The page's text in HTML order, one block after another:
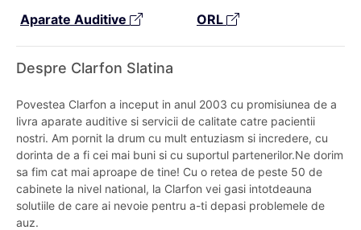
Aparate Auditive ORL
Despre Clarfon Slatina
Povestea Clarfon a inceput in anul 2003 cu promisiunea de a
livra aparate auditive si servicii de calitate catre pacientii
nostri. Am pornit la drum cu mult entuziasm si incredere, cu
dorinta de a fi cei mai buni si cu suportul partenerilor.Ne dorim
sa fim cat mai aproape de tine! Cu o retea de peste 50 de
cabinete la nivel national, la Clarfon vei gasi intotdeauna
solutiile de care ai nevoie pentru a-ti depasi problemele de
auz.